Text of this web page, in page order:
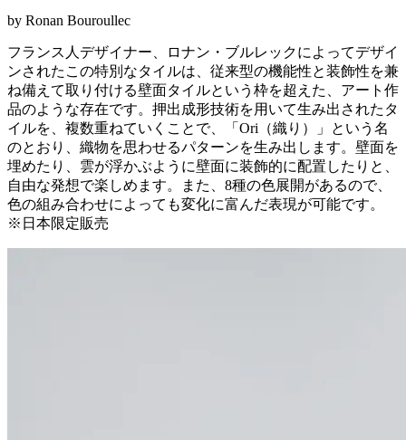
by Ronan Bouroullec
フランス人デザイナー、ロナン・ブルレックによってデザイ
ンされたこの特別なタイルは、従来型の機能性と装飾性を兼
ね備えて取り付ける壁面タイルという枠を超えた、アート作
品のような存在です。押出成形技術を用いて生み出されたタ
イルを、複数重ねていくことで、「Ori（織り）」という名
のとおり、織物を思わせるパターンを生み出します。壁面を
埋めたり、雲が浮かぶように壁面に装飾的に配置したりと、
自由な発想で楽しめます。また、8種の色展開があるので、
色の組み合わせによっても変化に富んだ表現が可能です。
※日本限定販売